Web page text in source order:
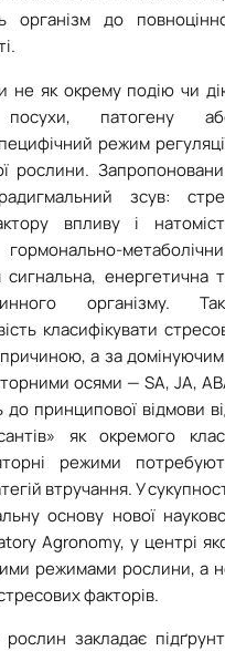
до
не як окрему подію чи
патогену
режим
рослини.
зсув:
впливу і
енергетична
організму.
класифікувати
а за
осями — SA, JA,
принципової відмови
як окремого
режими
втручання. У
основу нової
Agronomy, у центрі
режимами рослини, а
факторів.
закладає